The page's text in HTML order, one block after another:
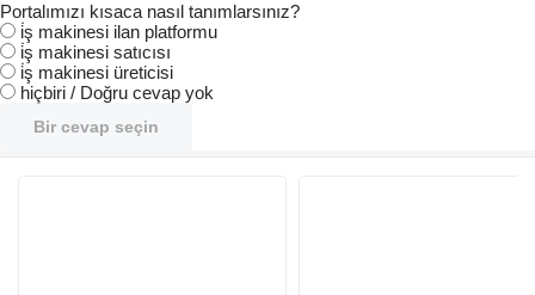
Portalımızı kısaca nasıl tanımlarsınız?
i̇ş makinesi ilan platformu
i̇ş makinesi satıcısı
i̇ş makinesi üreticisi
hiçbiri / Doğru cevap yok
Bir cevap seçin